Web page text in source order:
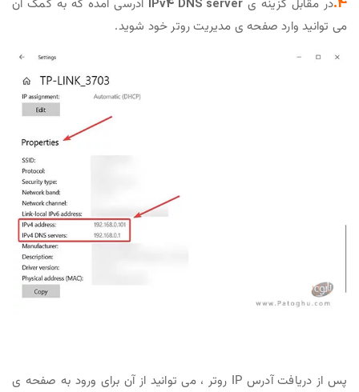
در مقابل گزینه ی IPv4 DNS server آدرسی آمده که به کمک آن
می توانید وارد صفحه ی مدیریت روتر خود شوید.
پس از دریافت آدرس IP روتر ، می توانید از آن برای ورود به صفحه ی